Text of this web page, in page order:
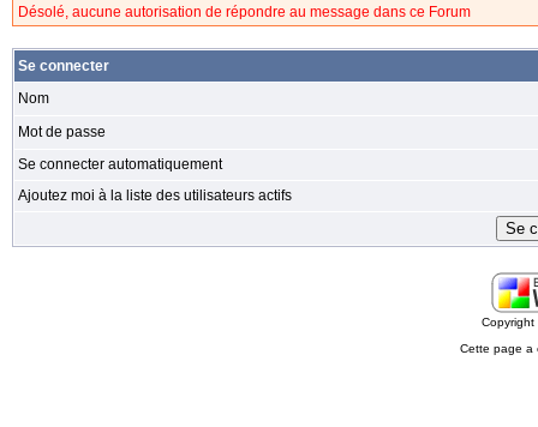
Désolé, aucune autorisation de répondre au message dans ce Forum
Se connecter
Nom
Mot de passe
Se connecter automatiquement
Ajoutez moi à la liste des utilisateurs actifs
Cette page a